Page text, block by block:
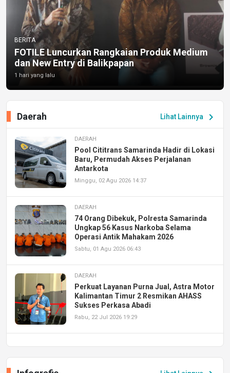
BERITA
FOTILE Luncurkan Rangkaian Produk Medium
dan New Entry di Balikpapan
1 hari yang lalu
Lihat Lainnya chevron_right
Daerah
DAERAH
Pool Cititrans Samarinda Hadir di Lokasi
Baru, Permudah Akses Perjalanan
Antarkota
Minggu, 02 Agu 2026 14:37
DAERAH
74 Orang Dibekuk, Polresta Samarinda
Ungkap 56 Kasus Narkoba Selama
Operasi Antik Mahakam 2026
Sabtu, 01 Agu 2026 06:43
DAERAH
Perkuat Layanan Purna Jual, Astra Motor
Kalimantan Timur 2 Resmikan AHASS
Sukses Perkasa Abadi
Rabu, 22 Jul 2026 19:29